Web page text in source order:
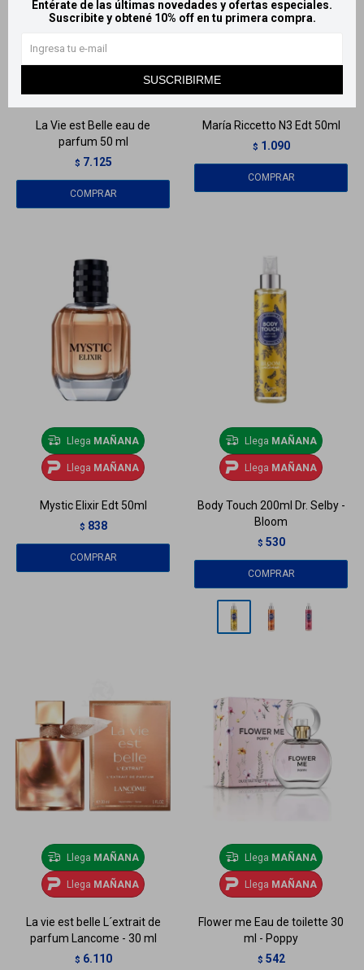
Entérate de las últimas novedades y ofertas especiales.
Suscribite y obtené 10% off en tu primera compra.
SUSCRIBIRME
La Vie est Belle eau de
parfum 50 ml
$ 7.125
María Riccetto N3 Edt 50ml
$ 1.090
Llega MAÑANA
Llega MAÑANA
Mystic Elixir Edt 50ml
$ 838
Llega MAÑANA
Llega MAÑANA
Body Touch 200ml Dr. Selby -
Bloom
$ 530
Llega MAÑANA
Llega MAÑANA
La vie est belle L´extrait de
parfum Lancome - 30 ml
$ 6.110
Llega MAÑANA
Llega MAÑANA
Flower me Eau de toilette 30
ml - Poppy
$ 542